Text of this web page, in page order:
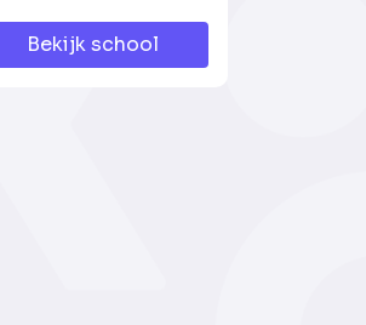
Bekijk school